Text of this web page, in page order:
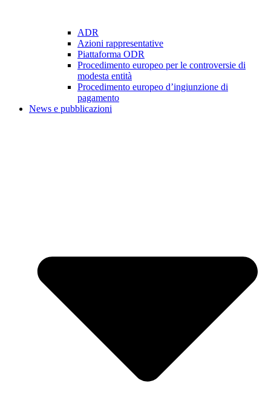
ADR
Azioni rappresentative
Piattaforma ODR
Procedimento europeo per le controversie di
modesta entità
Procedimento europeo d’ingiunzione di
pagamento
News e pubblicazioni